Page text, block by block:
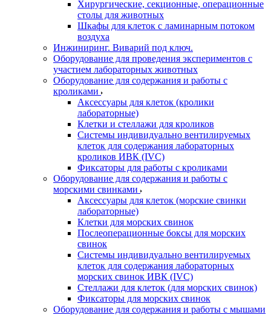
Хирургические, секционные, операционные
столы для животных
Шкафы для клеток с ламинарным потоком
воздуха
Инжиниринг. Виварий под ключ.
Оборудование для проведения экспериментов с
участием лабораторных животных
Оборудование для содержания и работы с
кроликами
Аксессуары для клеток (кролики
лабораторные)
Клетки и стеллажи для кроликов
Системы индивидуально вентилируемых
клеток для содержания лабораторных
кроликов ИВК (IVC)
Фиксаторы для работы с кроликами
Оборудование для содержания и работы с
морскими свинками
Аксессуары для клеток (морские свинки
лабораторные)
Клетки для морских свинок
Послеоперационные боксы для морских
свинок
Системы индивидуально вентилируемых
клеток для содержания лабораторных
морских свинок ИВК (IVC)
Стеллажи для клеток (для морских свинок)
Фиксаторы для морских свинок
Оборудование для содержания и работы с мышами